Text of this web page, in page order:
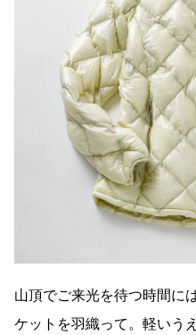
山頂でご来光を待つ時間に
ケットを羽織って。軽いう